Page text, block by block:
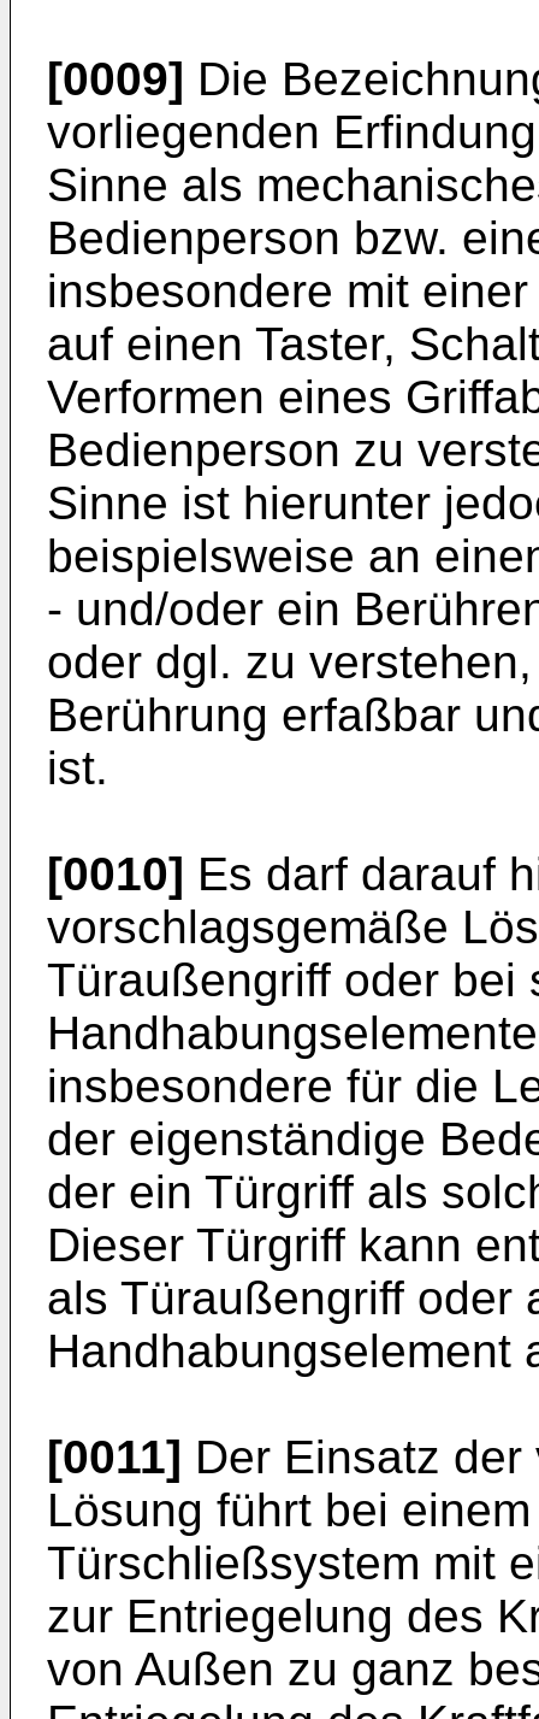
[0009] Die
vorliegenden
Sinne als
Bedienperson bzw.
insbesondere mit
auf einen Taster,
Verformen eines
Bedienperson zu
Sinne ist hierunter
beispielsweise an
- und/oder ein
oder dgl. zu
Berührung erfaßbar
ist.
[0010] Es darf darauf
vorschlagsgemäße
Türaußengriff oder bei
insbesondere für die
der eigenständige
der ein Türgriff als
Dieser Türgriff kann
als Türaußengriff oder
Handhabungselement
[0011] Der Einsatz
Lösung führt bei
Türschließsystem mit
zur Entriegelung des
von Außen zu ganz